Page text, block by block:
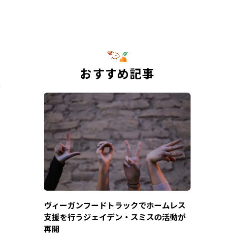
おすすめ記事
ヴィーガンフードトラックでホームレス
支援を行うジェイデン・スミスの活動が
再開